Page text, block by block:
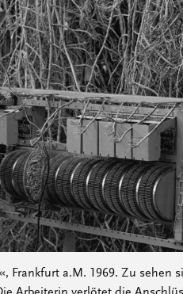
Frankfurt a.M. 1969. Zu sehen